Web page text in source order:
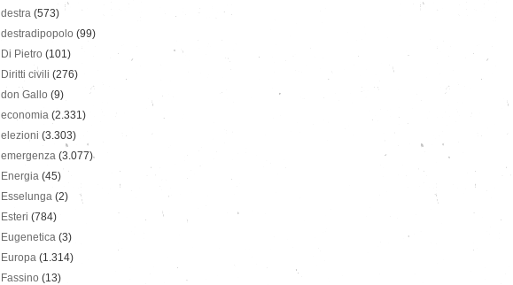
destra (573)
destradipopolo (99)
Di Pietro (101)
Diritti civili (276)
don Gallo (9)
economia (2.331)
elezioni (3.303)
emergenza (3.077)
Energia (45)
Esselunga (2)
Esteri (784)
Eugenetica (3)
Europa (1.314)
Fassino (13)